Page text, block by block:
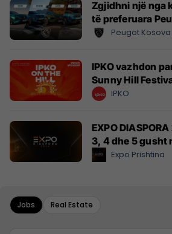
Zgjidhni një nga
të preferuara
Peugot Kosova
IPKO vazhdon
Sunny Hill
IPKO
EXPO
3, 4 dhe 5 gusht
Expo Prishtina
Jobs Real Estate